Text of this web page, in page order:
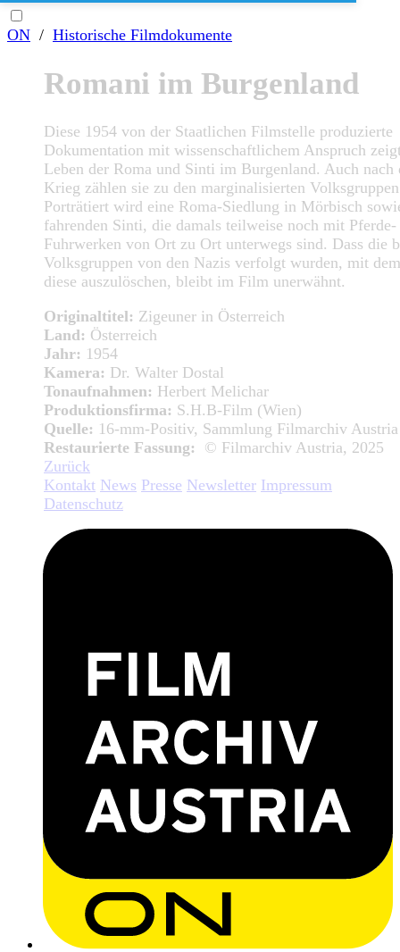
ON / Historische Filmdokumente
Romani im Burgenland
Diese 1954 von der Staatlichen Filmstelle produzierte
Dokumentation mit wissenschaftlichem Anspruch
Leben der Roma und Sinti im Burgenland. Auch nach
Krieg zählen sie zu den marginalisierten
Porträtiert wird eine Roma-Siedlung in Mörbisch
fahrenden Sinti, die damals teilweise noch mit Pferde-
Fuhrwerken von Ort zu Ort unterwegs sind. Dass die
Volksgruppen von den Nazis verfolgt wurden, mit
diese auszulöschen, bleibt im Film unerwähnt.
Originaltitel: Zigeuner in Österreich
Land: Österreich
Jahr: 1954
Kamera: Dr. Walter Dostal
Tonaufnahmen: Herbert Melichar
Produktionsfirma: S.H.B-Film (Wien)
Quelle: 16-mm-Positiv, Sammlung Filmarchiv Austria
Restaurierte Fassung:
© Filmarchiv Austria, 2025
Zurück
Kontakt News Presse Newsletter Impressum
Datenschutz